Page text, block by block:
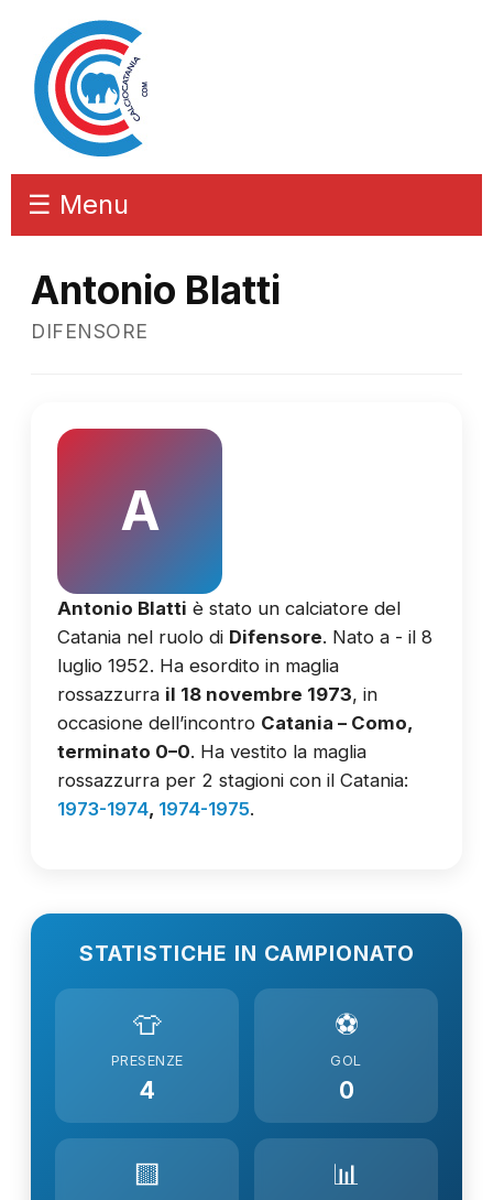
☰ Menu
Antonio Blatti
DIFENSORE
A
Antonio Blatti è stato un calciatore del
Catania nel ruolo di Difensore. Nato a - il 8
luglio 1952. Ha esordito in maglia
rossazzurra il 18 novembre 1973, in
occasione dell’incontro Catania – Como,
terminato 0–0. Ha vestito la maglia
rossazzurra per 2 stagioni con il Catania:
1973-1974, 1974-1975.
STATISTICHE IN CAMPIONATO
👕
PRESENZE
4
⚽
GOL
0
🟨 📊